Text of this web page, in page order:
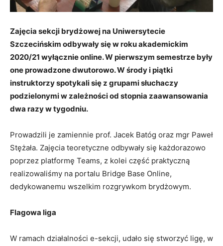
Zajęcia sekcji brydżowej na Uniwersytecie
Szczecińskim odbywały się w roku akademickim
2020/21 wyłącznie online. W pierwszym semestrze były
one prowadzone dwutorowo. W środy i piątki
instruktorzy spotykali się z grupami słuchaczy
podzielonymi w zależności od stopnia zaawansowania
dwa razy w tygodniu.
Prowadzili je zamiennie prof. Jacek Batóg oraz mgr Paweł
Stężała. Zajęcia teoretyczne odbywały się każdorazowo
poprzez platformę Teams, z kolei część praktyczną
realizowaliśmy na portalu Bridge Base Online,
dedykowanemu wszelkim rozgrywkom brydżowym.
Flagowa liga
W ramach działalności e-sekcji, udało się stworzyć ligę, w